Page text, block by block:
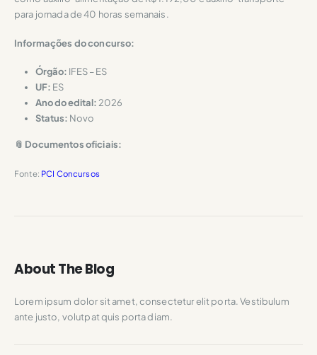
para jornada de 40 horas semanais.
Informações do concurso:
Órgão: IFES – ES
UF: ES
Ano do edital:2026
Status: Novo
📎 Documentos oficiais:
Fonte: PCI Concursos
About The Blog
Lorem ipsum dolor sit amet, consectetur elit porta. Vestibulum
ante justo, volutpat quis porta diam.